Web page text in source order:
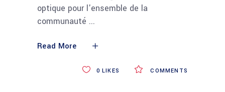
optique pour l'ensemble de la
communauté
Read More
COMMENTS
0 LIKES